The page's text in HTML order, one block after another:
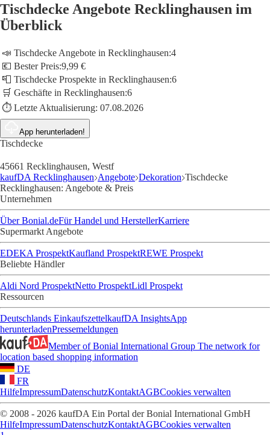
Tischdecke Angebote Recklinghausen im
Überblick
📣 Tischdecke Angebote in Recklinghausen:4
💶 Bester Preis:9,99 €
📮 Tischdecke Prospekte in Recklinghausen:6
🛒 Geschäfte in Recklinghausen:6
⏱️ Letzte Aktualisierung: 07.08.2026
App herunterladen!
Tischdecke
45661 Recklinghausen, Westf
kaufDA Recklinghausen Angebote Dekoration Tischdecke
Recklinghausen: Angebote & Preis
Unternehmen
Über Bonial.deFür Handel und HerstellerKarriere
Supermarkt Angebote
EDEKA ProspektKaufland ProspektREWE Prospekt
Beliebte Händler
Aldi Nord ProspektNetto ProspektLidl Prospekt
Ressourcen
Deutschlands EinkaufszettelkaufDA InsightsApp
herunterladenPressemeldungen
Member of Bonial International Group The network for
location based shopping information
DE
FR
HilfeImpressumDatenschutzKontaktAGBCookies verwalten
© 2008 - 2026 kaufDA Ein Portal der Bonial International GmbH
HilfeImpressumDatenschutzKontaktAGBCookies verwalten